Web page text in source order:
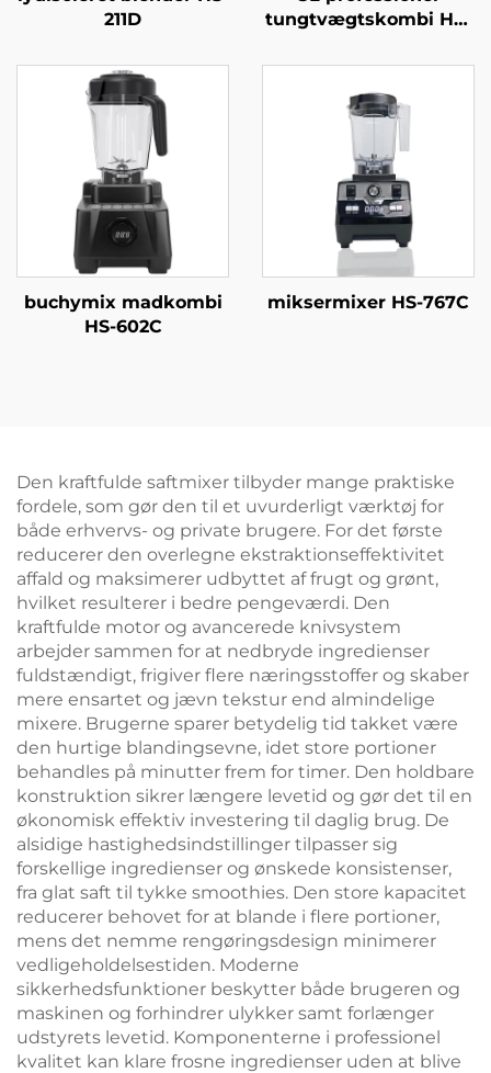
211D
tungtvægtskombi HS-
buchymix madkombi
HS-602C
miksermixer HS-767C
Den kraftfulde saftmixer tilbyder mange praktiske
fordele, som gør den til et uvurderligt værktøj for
både erhvervs- og private brugere. For det første
reducerer den overlegne ekstraktionseffektivitet
affald og maksimerer udbyttet af frugt og grønt,
hvilket resulterer i bedre pengeværdi. Den
kraftfulde motor og avancerede knivsystem
arbejder sammen for at nedbryde ingredienser
fuldstændigt, frigiver flere næringsstoffer og skaber
mere ensartet og jævn tekstur end almindelige
mixere. Brugerne sparer betydelig tid takket være
den hurtige blandingsevne, idet store portioner
behandles på minutter frem for timer. Den holdbare
konstruktion sikrer længere levetid og gør det til en
økonomisk effektiv investering til daglig brug. De
alsidige hastighedsindstillinger tilpasser sig
forskellige ingredienser og ønskede konsistenser,
fra glat saft til tykke smoothies. Den store kapacitet
reducerer behovet for at blande i flere portioner,
mens det nemme rengøringsdesign minimerer
vedligeholdelsestiden. Moderne
sikkerhedsfunktioner beskytter både brugeren og
maskinen og forhindrer ulykker samt forlænger
udstyrets levetid. Komponenterne i professionel
kvalitet kan klare frosne ingredienser uden at blive